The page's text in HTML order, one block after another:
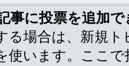
事に投票を追加
る場合は、新規
使います。ここ